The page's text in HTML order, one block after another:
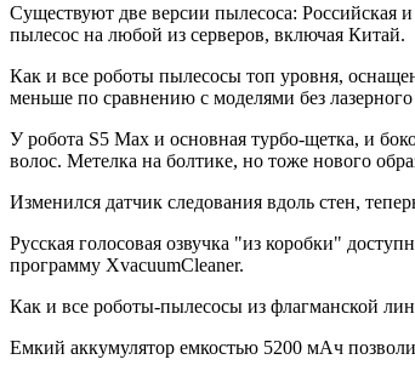
Существуют две версии пылесоса: Российская
пылесос на любой из серверов, включая Китай.
Как и все роботы пылесосы топ уровня,
меньше по сравнению с моделями без
У робота S5 Max и основная турбо-щетка, и
волос. Метелка на болтике, но тоже нового
Изменился датчик следования вдоль стен,
Русская голосовая озвучка "из коробки"
программу XvacuumCleaner.
Как и все роботы-пылесосы из флагманской
Емкий аккумулятор емкостью 5200 мАч